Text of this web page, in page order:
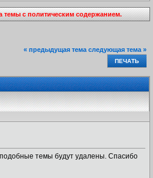
темы с политическим содержанием.
« предыдущая тема следующая тема »
ПЕЧАТЬ
темы будут удалены. Спасибо